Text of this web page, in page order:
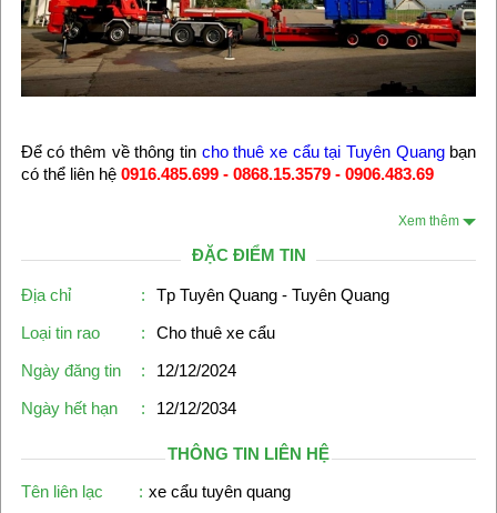
Để có thêm về thông tin cho thuê xe cẩu tại Tuyên Quangbạn
có thể liên hệ 0916.485.699 - 0868.15.3579 - 0906.483.69
Xem thêm
ĐẶC ĐIỂM TIN
Địa chỉ :
Tp Tuyên Quang - Tuyên Quang
Loại tin rao
:
Cho thuê xe cẩu
Ngày đăng tin
:
12/12/2024
Ngày hết hạn
: 12/12/2034
THÔNG TIN LIÊN HỆ
Tên liên lạc
: xe cẩu tuyên quang